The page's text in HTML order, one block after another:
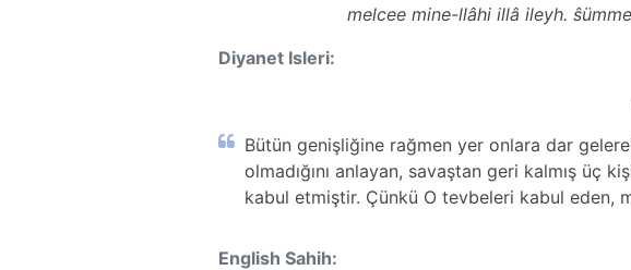
melcee mine-llâhi illâ ileyh.
Diyanet Isleri:
Bütün genişliğine rağmen yer onlara dar
olmadığını anlayan, savaştan geri kalmış üç
kabul etmiştir. Çünkü O tevbeleri kabul eden,
English Sahih: